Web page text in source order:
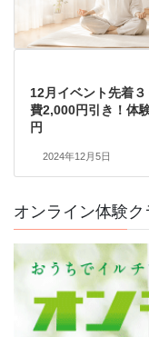
12月イベント先着
費2,000円引き！体
円
2024年12月5日
オンライン体験ク
熱帯夜・熱中症
毎日暑い日が続いてい
給を。」 そんな言 ...
続きを読む